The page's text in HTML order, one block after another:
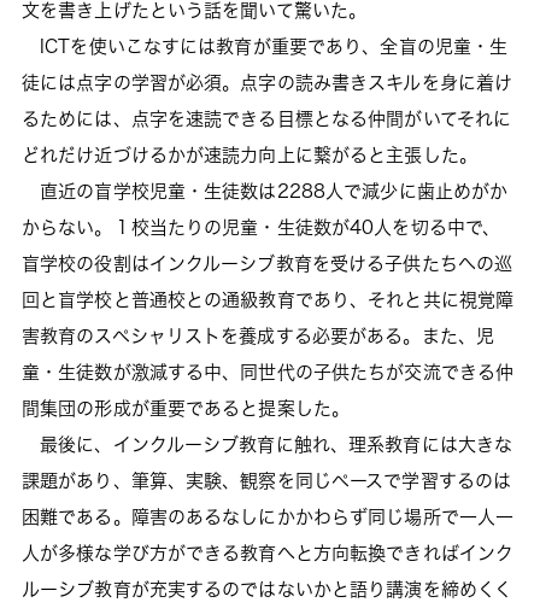
文を書き上げたという話を聞いて驚いた。
ICTを使いこなすには教育が重要であり、全盲の児童・生
徒には点字の学習が必須。点字の読み書きスキルを身に着け
るためには、点字を速読できる目標となる仲間がいてそれに
どれだけ近づけるかが速読力向上に繋がると主張した。
直近の盲学校児童・生徒数は2288人で減少に歯止めがか
からない。１校当たりの児童・生徒数が40人を切る中で、
盲学校の役割はインクルーシブ教育を受ける子供たちへの巡
回と盲学校と普通校との通級教育であり、それと共に視覚障
害教育のスペシャリストを養成する必要がある。また、児
童・生徒数が激減する中、同世代の子供たちが交流できる仲
間集団の形成が重要であると提案した。
最後に、インクルーシブ教育に触れ、理系教育には大きな
課題があり、筆算、実験、観察を同じペースで学習するのは
困難である。障害のあるなしにかかわらず同じ場所で一人一
人が多様な学び方ができる教育へと方向転換できればインク
ルーシブ教育が充実するのではないかと語り講演を締めくく